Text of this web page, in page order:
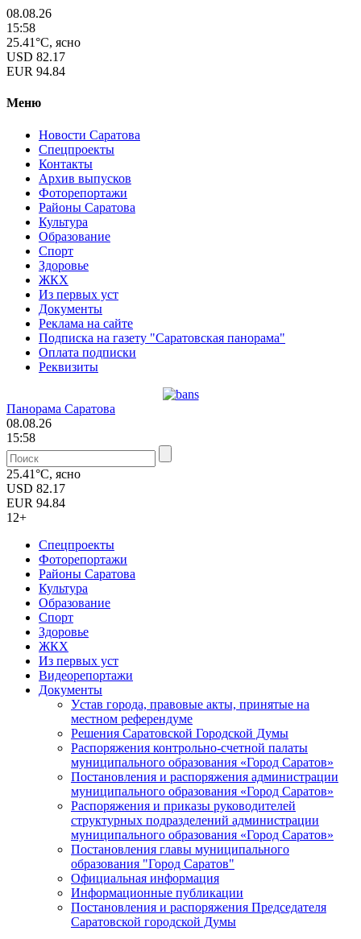
08.08.26
15:58
25.41°C, ясно
USD 82.17
EUR 94.84
Меню
Новости Саратова
Спецпроекты
Контакты
Архив выпусков
Фоторепортажи
Районы Саратова
Культура
Образование
Спорт
Здоровье
ЖКХ
Из пеpвых уст
Документы
Реклама на сайте
Подписка на газету "Саратовская панорама"
Оплата подписки
Реквизиты
Панорама Саратова
08.08.26
15:58
25.41°C, ясно
USD 82.17
EUR 94.84
12+
Спецпроекты
Фоторепортажи
Районы Саратова
Культура
Образование
Спорт
Здоровье
ЖКХ
Из пеpвых уст
Видеорепортажи
Документы
Уcтав города, правовые акты, принятые на
местном референдуме
Решения Саратовской Городской Думы
Распоряжения контрольно-счетной палаты
муниципального образования «Город Саратов»
Постановления и распоряжения администрации
муниципального образования «Город Саратов»
Распоряжения и приказы руководителей
структурных подразделений администрации
муниципального образования «Город Саратов»
Постановления главы муниципального
образования "Город Саратов"
Официальная информация
Информационные публикации
Постановления и распоряжения Председателя
Саратовской городской Думы